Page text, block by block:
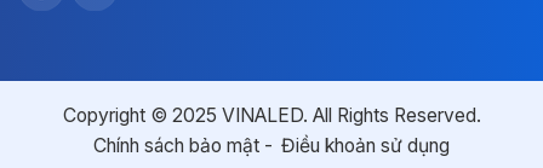
Copyright © 2025 VINALED. All Rights Reserved.
Chính sách bảo mật
Điều khoản sử dụng